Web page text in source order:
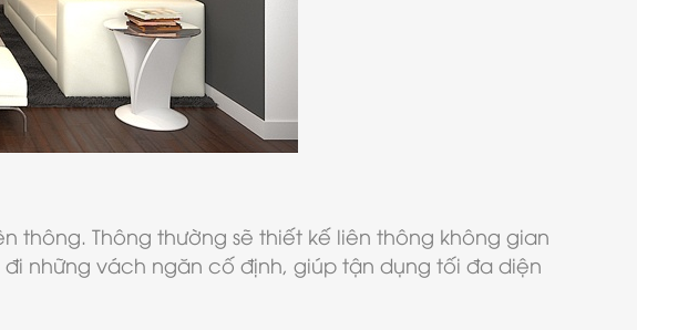
Thông thường sẽ thiết kế liên thông không gian
những vách ngăn cố định, giúp tận dụng tối đa diện